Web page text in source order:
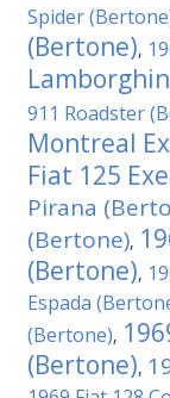
Spider
(Bertone),
911 Roadster
Montreal
Fiat 125
Pirana
(Bertone),
(Bertone),
Espada
(Bertone),
(Bertone),